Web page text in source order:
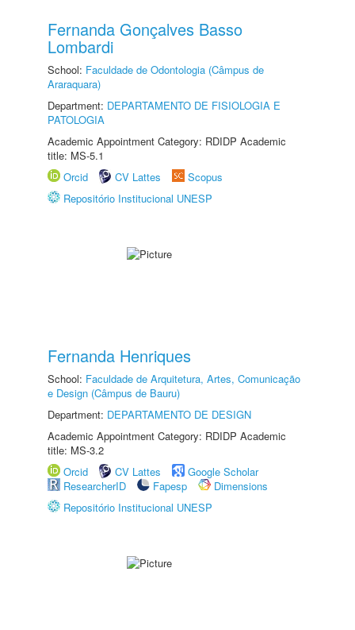
Fernanda Gonçalves Basso
Lombardi
School: Faculdade de Odontologia (Câmpus de
Araraquara)
Department: DEPARTAMENTO DE FISIOLOGIA E
PATOLOGIA
Academic Appointment Category: RDIDP Academic
title: MS-5.1
Orcid
CV Lattes
Scopus
Repositório Institucional UNESP
Fernanda Henriques
School: Faculdade de Arquitetura, Artes, Comunicação
e Design (Câmpus de Bauru)
Department: DEPARTAMENTO DE DESIGN
Academic Appointment Category: RDIDP Academic
title: MS-3.2
Orcid
CV Lattes
Google Scholar
ResearcherID
Fapesp
Dimensions
Repositório Institucional UNESP